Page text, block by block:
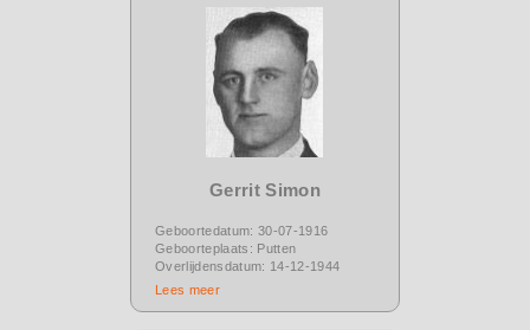
Gerrit Simon
Geboortedatum: 30-07-1916
Geboorteplaats: Putten
Overlijdensdatum: 14-12-1944
Lees meer